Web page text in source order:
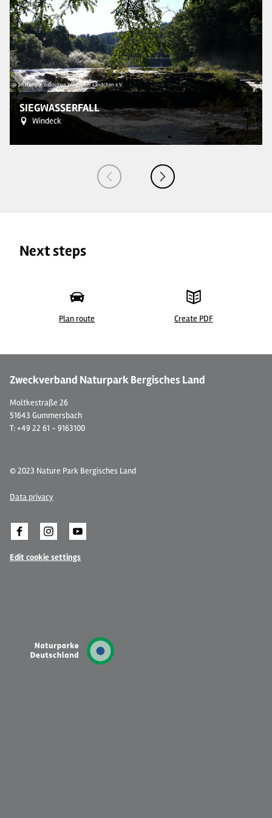
© Jiri Hampl/ Tourismus Windecker Ländchen e.V.
SIEGWASSERFALL
Windeck
Next steps
Plan route Create PDF
Zweckverband Naturpark Bergisches Land
Moltkestraße 26
51643 Gummersbach
T: +49 22 61 - 9163100
© 2023 Nature Park Bergisches Land
Data privacy
Edit cookie settings